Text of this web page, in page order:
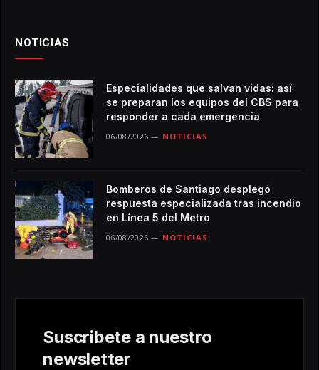
NOTICIAS
Especialidades que salvan vidas: así
se preparan los equipos del CBS para
responder a cada emergencia
06/08/2026 NOTICIAS
Bomberos de Santiago desplegó
respuesta especializada tras incendio
en Línea 5 del Metro
06/08/2026 NOTICIAS
Suscribete a nuestro
newsletter